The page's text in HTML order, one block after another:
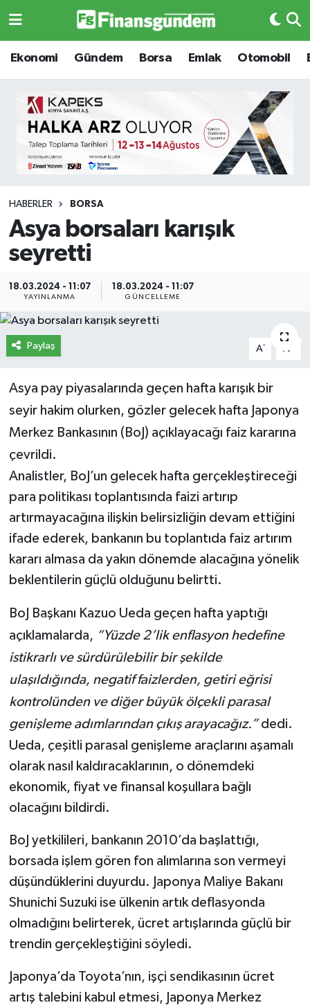
Ekonomi Gündem Borsa Emlak Otomobil
HABERLER BORSA
Asya borsaları karışık
seyretti
18.03.2024 - 11:07
YAYINLANMA
18.03.2024 - 11:07
GÜNCELLEME
Paylaş A- A
Asya pay piyasalarında geçen hafta karışık bir
seyir hakim olurken, gözler gelecek hafta Japonya
Merkez Bankasının (BoJ) açıklayacağı faiz kararına
çevrildi.
Analistler, BoJ’un gelecek hafta gerçekleştireceği
para politikası toplantısında faizi artırıp
artırmayacağına ilişkin belirsizliğin devam ettiğini
ifade ederek, bankanın bu toplantıda faiz artırım
kararı almasa da yakın dönemde alacağına yönelik
beklentilerin güçlü olduğunu belirtti.
BoJ Başkanı Kazuo Ueda geçen hafta yaptığı
açıklamalarda, “Yüzde 2’lik enflasyon hedefine
istikrarlı ve sürdürülebilir bir şekilde
ulaşıldığında, negatif faizlerden, getiri eğrisi
kontrolünden ve diğer büyük ölçekli parasal
genişleme adımlarından çıkış arayacağız.”dedi.
Ueda, çeşitli parasal genişleme araçlarını aşamalı
olarak nasıl kaldıracaklarının, o dönemdeki
ekonomik, fiyat ve finansal koşullara bağlı
olacağını bildirdi.
BoJ yetkilileri, bankanın 2010’da başlattığı,
borsada işlem gören fon alımlarına son vermeyi
düşündüklerini duyurdu. Japonya Maliye Bakanı
Shunichi Suzuki ise ülkenin artık deflasyonda
olmadığını belirterek, ücret artışlarında güçlü bir
trendin gerçekleştiğini söyledi.
Japonya’da Toyota’nın, işçi sendikasının ücret
artış talebini kabul etmesi, Japonya Merkez
Ekonomi
Borsa
Emlak
Otomobil
Gizlilik Sözleşmesi
Hakkımızda
İletişim
Yasal Uyarı
Ekonomi
Borsa
Emlak
Emtia
BITCOIN
Yapay Zeka